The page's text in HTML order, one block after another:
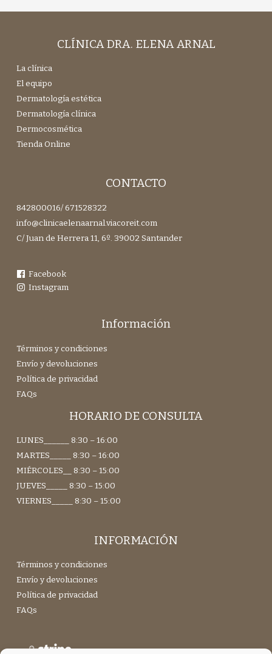
CLÍNICA DRA. ELENA ARNAL
La clínica
El equipo
Dermatología estética
Dermatología clínica
Dermocosmética
Tienda Online
CONTACTO
842800016/ 671528322
info@clinicaelenaarnal.viacoreit.com
C/ Juan de Herrera 11, 6º. 39002 Santander
Facebook
Instagram
Información
Términos y condiciones
Envío y devoluciones
Política de privacidad
FAQs
HORARIO DE CONSULTA
LUNES______ 8:30 – 16:00
MARTES_____ 8:30 – 16:00
MIÉRCOLES__ 8:30 – 15:00
JUEVES_____ 8:30 – 15:00
VIERNES_____ 8:30 – 15:00
INFORMACIÓN
Términos y condiciones
Envío y devoluciones
Política de privacidad
FAQs